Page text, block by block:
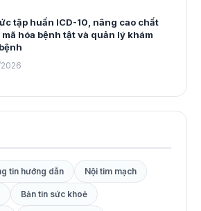
tập huấn ICD-10, nâng cao chất
hóa bệnh tật và quản lý khám
tin hướng dẫn Nội tim mạch
Bản tin sức khoẻ